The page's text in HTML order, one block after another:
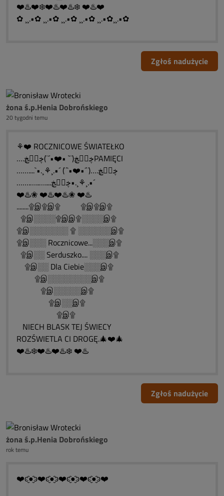
❤️♨️❤️❄️❤️♨️❤️♨️❄️ ❤️♨️❤️
✿ ¸¸.•✿ ¸¸.•✿ ¸¸.•✿ ¸¸.•✿ ¸¸.•✿¸¸.•✿
Zgłoś nadużycie
żona ś.p.Henia Dobrońskiego
20 tygodni temu
⚘❤️ ROCZNICOWE ŚWIATEŁKO
….ڿڰۣڿ(¨` •❤️•´¨)ڿڰۣڿPAMIĘCI
……....`•.¸⚘¸.•´ (¨`•❤️•´¨)….ڿڰۣڿ
…….…..…....ڿڰۣڿ•.¸⚘¸.•´
❤️♨️❀ ❤️♨️❤️♨️❀ ❤️♨️
........۩இ۩இ۩ ۩இ۩இ۩
۩இ░░░░۩இஇ۩░░░░இ۩
۩இ░░░░░░░ ۩ ░░░░░░இ۩
۩இ░░░ Rocznicowe...░░░இ۩
۩இ░░ Serduszko.... ░░░இ۩
۩இ░░ Dla Ciebie░░░இ۩
۩இ░░░░░░░░இ۩
۩இ░░░░░இ۩
۩இ░░இ۩
۩இ۩
NIECH BLASK TEJ ŚWIECY
ROZŚWIETLA CI DROGĘ.🎄❤️🎄
❤️♨️❄️❤️♨️❤️♨️❄️ ❤️♨️
Zgłoś nadużycie
żona ś.p.Henia Dobrońskiego
rok temu
❤️ͼ̮̑●̮̑ͽ❤️ͼ̮̑●̮̑ͽ❤️ͼ̮̑●̮̑ͽ❤️ͼ̮̑●̮̑ͽ❤️